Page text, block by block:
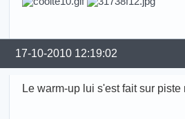
17-10-2010 12:19:02
Le warm-up lui s'est fait sur